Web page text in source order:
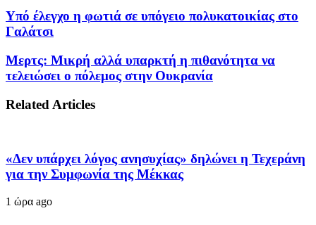
Υπό έλεγχο η φωτιά σε υπόγειο πολυκατοικίας στο
Γαλάτσι
Μερτς: Μικρή αλλά υπαρκτή η πιθανότητα να
τελειώσει ο πόλεμος στην Ουκρανία
Related Articles
«Δεν υπάρχει λόγος ανησυχίας» δηλώνει η Τεχεράνη
για την Συμφωνία της Μέκκας
1 ώρα ago